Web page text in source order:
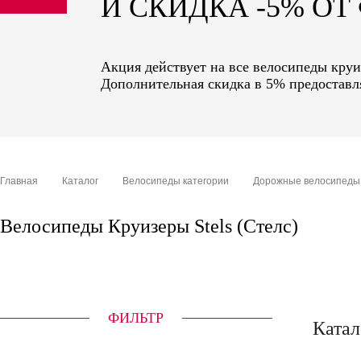
sale
И СКИДКА -5%
Акция действует на все велосипеды
Дополнительная скидка в 5%
Главная Каталог Велосипеды категории Дорожные велосипеды
Велосипеды Круизеры Stels (Стелс)
ФИЛЬТР